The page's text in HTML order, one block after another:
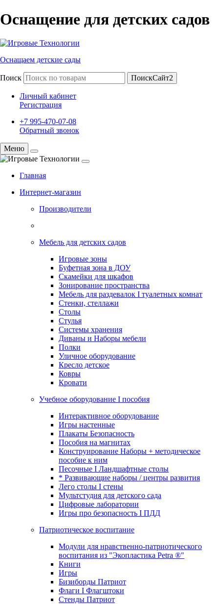
Оснащение для детских садов
Оснащаем детские сады
Поиск ПоискСайт2
Личный кабинет
Регистрация
+7 995-470-07-08
Обратный звонок
Меню
Главная
Интернет-магазин
Производители
Мебель для детских садов
Игровые зоны
Буфетная зона в ДОУ
Скамейки для шкафов
Зонирование пространства
Мебель для раздевалок I туалетных комнат
Стенки, стеллажи
Столы
Стулья
Системы хранения
Диваны и Наборы мебели
Полки
Уличное оборудование
Кресло детское
Ковры
Кровати
Учебное оборудование I пособия
Интерактивное оборудование
Игры настенные
Плакаты Безопасность
Пособия на магнитах
Конструирование Наборы + методическое
пособие к ним
Песочные I Ландшафтные столы
* Развивающие наборы / центры развития
Лего столы I стены
Мультстудия для детского сада
Цифровые лаборатории
Игры про безопасность I ПДД
Патриотическое воспитание
Модули для нравственно-патриотического
воспитания из "Экопластика Petra ®"
Книги
Игры
Бизиборды Патриот
Флаги I Флагштоки
Стенды Патриот